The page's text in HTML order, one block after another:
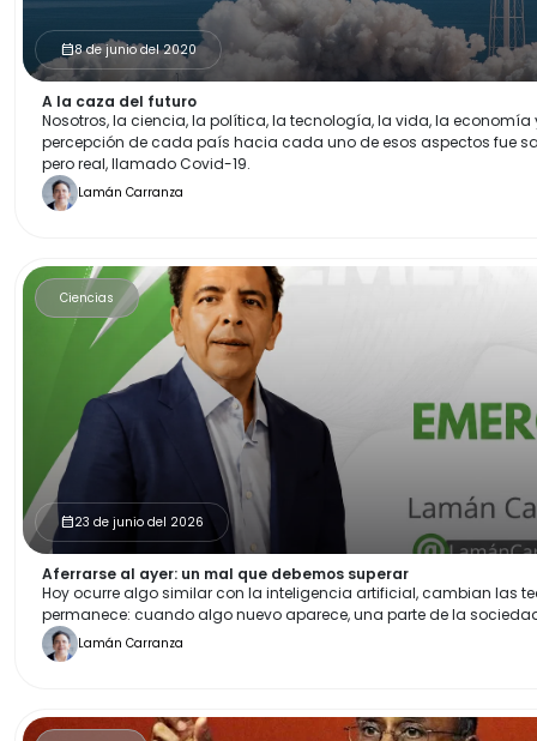
calendar_month8 de junio del 2020
A la caza del futuro
Nosotros, la ciencia, la política, la tecnología, la vida, la
percepción de cada país hacia cada uno de esos aspectos fue
pero real, llamado Covid-19.
Lamán Carranza
Ciencias
calendar_month23 de junio del 2026
Aferrarse al ayer: un mal que debemos superar
Hoy ocurre algo similar con la inteligencia artificial, cambian las
permanece: cuando algo nuevo aparece, una parte de la
Lamán Carranza